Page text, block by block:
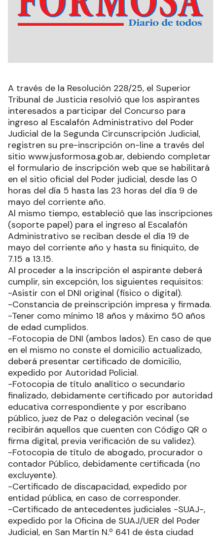
A través de la Resolución 228/25, el Superior
Tribunal de Justicia resolvió que los aspirantes
interesados a participar del Concurso para
ingreso al Escalafón Administrativo del Poder
Judicial de la Segunda Circunscripción Judicial,
registren su pre-inscripción on-line a través del
sitio www.jusformosa.gob.ar, debiendo completar
el formulario de inscripción web que se habilitará
en el sitio oficial del Poder judicial, desde las 0
horas del día 5 hasta las 23 horas del día 9 de
mayo del corriente año.
Al mismo tiempo, estableció que las inscripciones
(soporte papel) para el ingreso al Escalafón
Administrativo se reciban desde el día 19 de
mayo del corriente año y hasta su finiquito, de
7.15 a 13.15.
Al proceder a la inscripción el aspirante deberá
cumplir, sin excepción, los siguientes requisitos:
-Asistir con el DNI original (físico o digital).
-Constancia de preinscripción impresa y firmada.
-Tener como mínimo 18 años y máximo 50 años
de edad cumplidos.
-Fotocopia de DNI (ambos lados). En caso de que
en el mismo no conste el domicilio actualizado,
deberá presentar certificado de domicilio,
expedido por Autoridad Policial.
-Fotocopia de título analítico o secundario
finalizado, debidamente certificado por autoridad
educativa correspondiente y por escribano
público, juez de Paz o delegación vecinal (se
recibirán aquellos que cuenten con Código QR o
firma digital, previa verificación de su validez).
-Fotocopia de título de abogado, procurador o
contador Público, debidamente certificada (no
excluyente).
-Certificado de discapacidad, expedido por
entidad pública, en caso de corresponder.
-Certificado de antecedentes judiciales -SUAJ-,
expedido por la Oficina de SUAJ/UER del Poder
Judicial, en San Martín N.º 641 de ésta ciudad